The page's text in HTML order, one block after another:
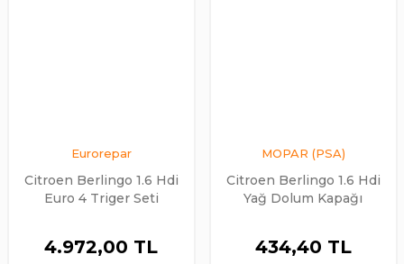
Eurorepar
Citroen Berlingo 1.6 Hdi
Euro 4 Triger Seti
4.972,00 TL
MOPAR (PSA)
Citroen Berlingo 1.6 Hdi
Yağ Dolum Kapağı
434,40 TL